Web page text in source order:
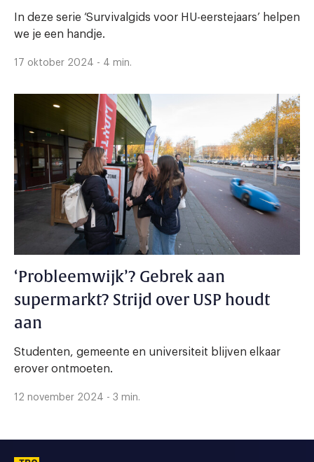
In deze serie ‘Survivalgids voor HU-eerstejaars’ helpen
we je een handje.
17 oktober 2024 - 4 min.
‘Probleemwijk’? Gebrek aan
supermarkt? Strijd over USP houdt
aan
Studenten, gemeente en universiteit blijven elkaar
erover ontmoeten.
12 november 2024 - 3 min.